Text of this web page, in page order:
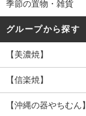
季節の置物・雑貨
グループから探す
【美濃焼】
【信楽焼】
【沖縄の器やちむん】